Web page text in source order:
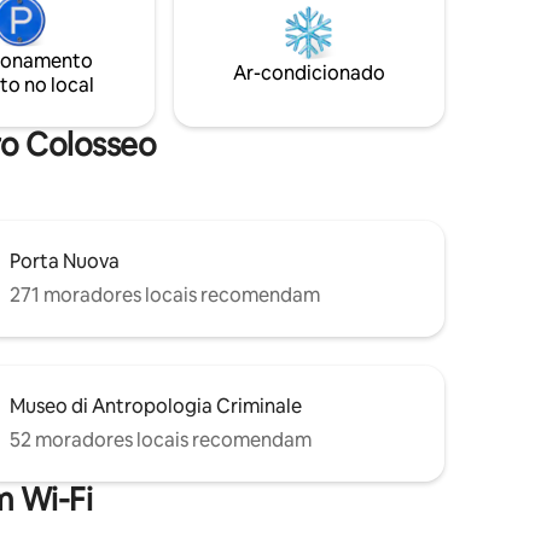
ao
O
proximidades encontramos mercearias,
farmácias e restaurantes, garantindo
uma estadia confortável.
no local
Ar-condicionado
Colosseo
Porta Nuova
271 moradores locais recomendam
Museo di Antropologia Criminale
52 moradores locais recomendam
Wi-Fi